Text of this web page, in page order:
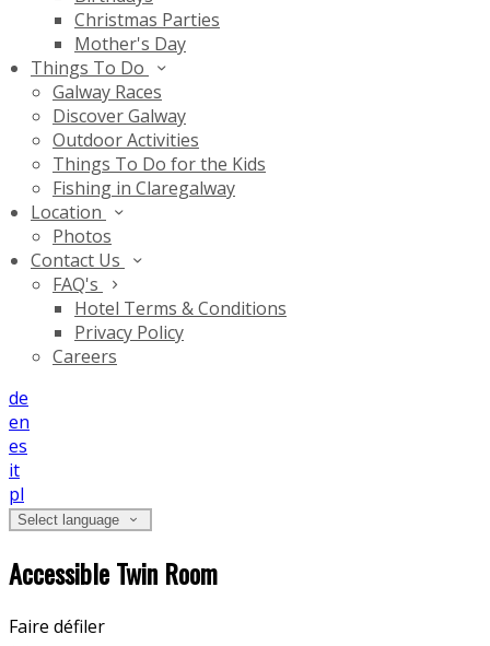
Christmas Parties
Mother's Day
Things To Do
Galway Races
Discover Galway
Outdoor Activities
Things To Do for the Kids
Fishing in Claregalway
Location
Photos
Contact Us
FAQ's
Hotel Terms & Conditions
Privacy Policy
Careers
de
en
es
it
pl
Select language
Accessible Twin Room
Faire défiler